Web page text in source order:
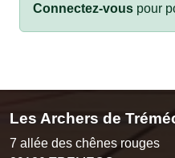
Connectez-vous pour
Les Archers de
7 allée des chênes rouges